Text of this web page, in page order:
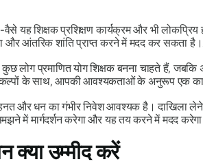
शिक्षक प्रशिक्षण कार्यक्रम और भी
और आंतरिक शांति प्राप्त करने में मदद कर सकता
प्रमाणित योग शिक्षक बनना चाहते हैं, जबकि
के साथ, आपकी आवश्यकताओं के अनुरूप एक
और धन का गंभीर निवेश आवश्यक है।
में मार्गदर्शन करेगा और यह तय करने में मदद
क्या उम्मीद करें